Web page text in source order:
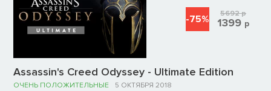
Assassin's Creed Odyssey - Ultimate Edition
ОЧЕНЬ ПОЛОЖИТЕЛЬНЫЕ 5 ОКТЯБРЯ 2018
-75% 5692р
1399 р